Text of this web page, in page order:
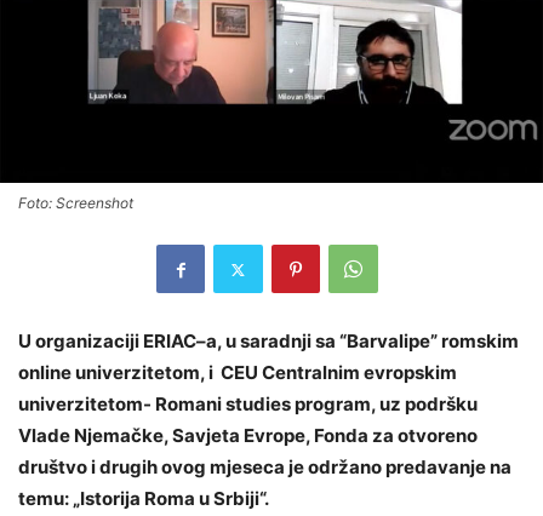
Foto: Screenshot
U organizaciji ERIAC–a, u saradnji sa “Barvalipe” romskim
online univerzitetom, i CEU Centralnim evropskim
univerzitetom- Romani studies program, uz podršku
Vlade Njemačke, Savjeta Evrope, Fonda za otvoreno
društvo i drugih ovog mjeseca je održano predavanje na
temu: „Istorija Roma u Srbiji“.